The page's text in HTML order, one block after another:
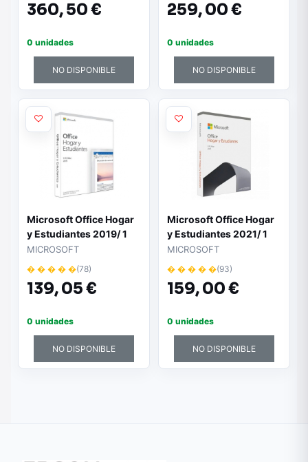
360,50 €
0 unidades
NO DISPONIBLE
259,00 €
0 unidades
NO DISPONIBLE
Microsoft Office Hogar
y Estudiantes 2019/ 1
Usuario/ Licencia
MICROSOFT
� � � � �(78)
139,05 €
0 unidades
NO DISPONIBLE
Microsoft Office Hogar
y Estudiantes 2021/ 1
Usuario/ Licencia
MICROSOFT
� � � � �(93)
159,00 €
0 unidades
NO DISPONIBLE